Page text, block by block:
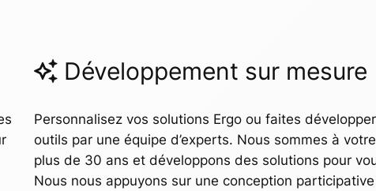
Développement sur mesure
Personnalisez vos solutions Ergo ou faites
outils par une équipe d’experts. Nous sommes à
plus de 30 ans et développons des solutions pour
Nous nous appuyons sur une conception